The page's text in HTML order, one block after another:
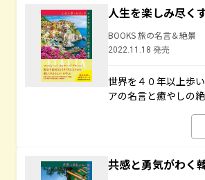
人生を楽しみ尽く
BOOKS 旅の名言＆絶景
2022.11.18 発売
世界を４０年以上歩
アの名言と癒やしの
共感と勇気がわく